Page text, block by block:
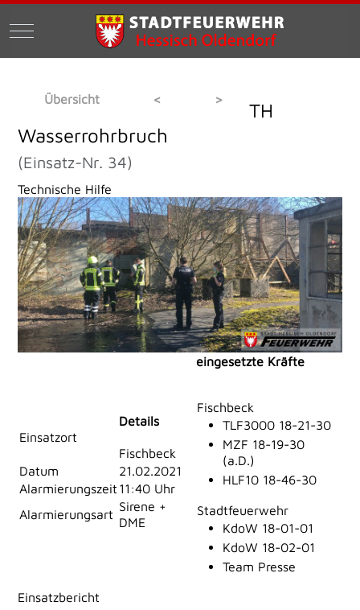
Mobile Menu Toggle
Übersicht < >
TH
Wasserrohrbruch
(Einsatz-Nr. 34)
Technische Hilfe
Einsatzort
Details
Fischbeck
Datum
21.02.2021
Alarmierungszeit 11:40 Uhr
Alarmierungsart
Sirene +
DME
eingesetzte Kräfte
Fischbeck
TLF3000 18-21-30
MZF 18-19-30
(a.D.)
HLF10 18-46-30
Stadtfeuerwehr
KdoW 18-01-01
KdoW 18-02-01
Team Presse
Einsatzbericht